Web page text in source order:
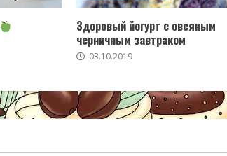
Здоровый йогурт с овсяным
черничным завтраком
03.10.2019